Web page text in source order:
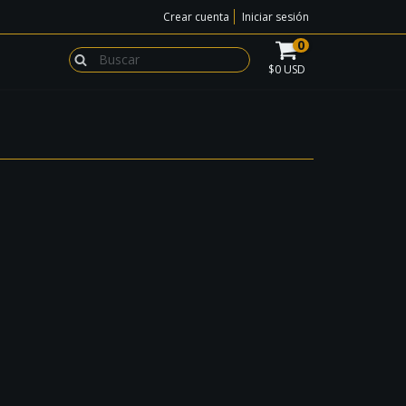
Crear cuenta Iniciar sesión
0
$0 USD